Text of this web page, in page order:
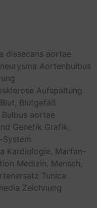
dissecans aortae
Aortenbulbus
Aufspaltung
Blut, Blutgefäß
Bulbus aortae
Genetik Grafik,
System
Kardiologie, Marfan-
Medizin, Mensch,
Tunica
Zeichnung